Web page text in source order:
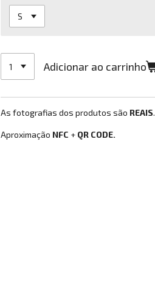
Adicionar ao carrinho
As fotografias dos produtos são REAIS.
Aproximação NFC + QR CODE.